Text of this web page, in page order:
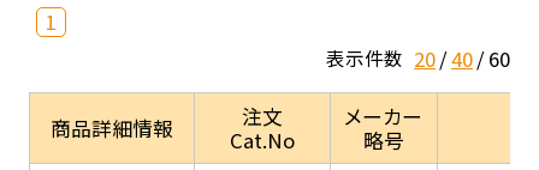
1
表示件数 20 40 60
商品詳細情報
注文
Cat.No
メーカー
略号